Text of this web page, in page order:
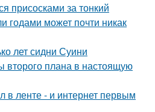
присосками за тонкий
годами может почти никак
лет сидни Суини
второго плана в настоящую
в ленте - и интернет первым